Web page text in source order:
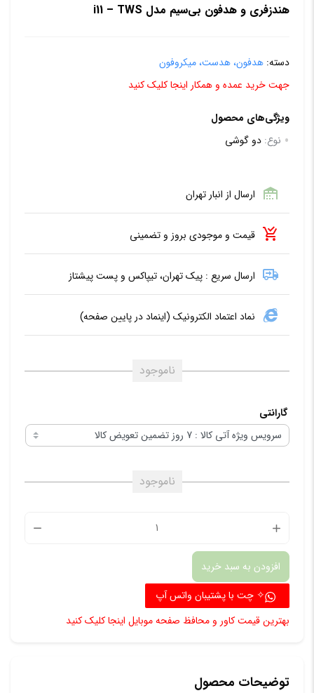
هندزفری و هدفون بی‌سیم مدل i11 – TWS
دسته: هدفون، هدست، میکروفون
جهت خرید عمده و همکار اینجا کلیک کنید
ویژگی‌های محصول
نوع: دو گوشی
ارسال از انبار تهران
قیمت و موجودی بروز و تضمینی
ارسال سریع : پیک تهران، تیپاکس و پست پیشتاز
نماد اعتماد الکترونیک (اینماد در پایین صفحه)
ناموجود
گارانتی
ناموجود
افزودن به سبد خرید
✧ چت با پشتیبان واتس آپ
بهترین قیمت کاور و محافظ صفحه موبایل اینجا کلیک کنید
توضیحات محصول